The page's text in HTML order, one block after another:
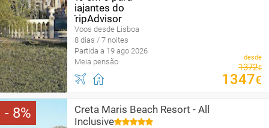
Voos desde Lisboa
8 dias / 7 noites
Partida a 19 ago 2026
Meia pensão
desde
1372€
1347€
8
Creta Maris Beach Resort - All
Inclusive